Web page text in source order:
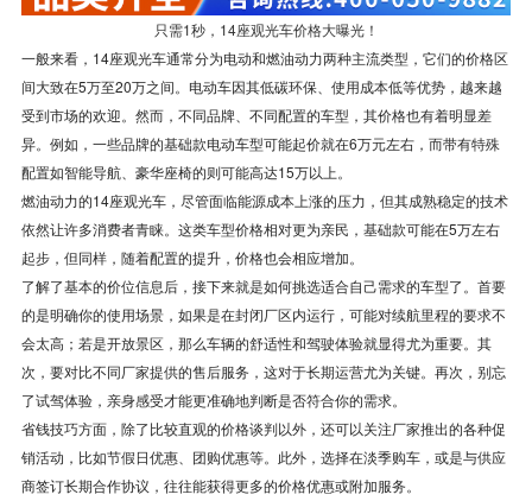
只需1秒，14座观光车价格大曝光！
一般来看，14座观光车通常分为电动和燃油动力两种主流类型，它们的价格区
间大致在5万至20万之间。电动车因其低碳环保、使用成本低等优势，越来越
受到市场的欢迎。然而，不同品牌、不同配置的车型，其价格也有着明显差
异。例如，一些品牌的基础款电动车型可能起价就在6万元左右，而带有特殊
配置如智能导航、豪华座椅的则可能高达15万以上。
燃油动力的14座观光车，尽管面临能源成本上涨的压力，但其成熟稳定的技术
依然让许多消费者青睐。这类车型价格相对更为亲民，基础款可能在5万左右
起步，但同样，随着配置的提升，价格也会相应增加。
了解了基本的价位信息后，接下来就是如何挑选适合自己需求的车型了。首要
的是明确你的使用场景，如果是在封闭厂区内运行，可能对续航里程的要求不
会太高；若是开放景区，那么车辆的舒适性和驾驶体验就显得尤为重要。其
次，要对比不同厂家提供的售后服务，这对于长期运营尤为关键。再次，别忘
了试驾体验，亲身感受才能更准确地判断是否符合你的需求。
省钱技巧方面，除了比较直观的价格谈判以外，还可以关注厂家推出的各种促
销活动，比如节假日优惠、团购优惠等。此外，选择在淡季购车，或是与供应
商签订长期合作协议，往往能获得更多的价格优惠或附加服务。